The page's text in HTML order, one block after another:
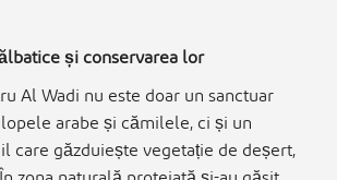
și conservarea lor
Al Wadi nu este doar un sanctuar
arabe și cămilele, ci și un
care găzduiește vegetație de deșert,